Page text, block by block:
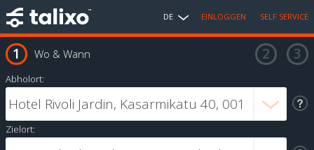
DE EINLOGGEN SELF SERVICE
Wo & Wann
Abholort:
Zielort: